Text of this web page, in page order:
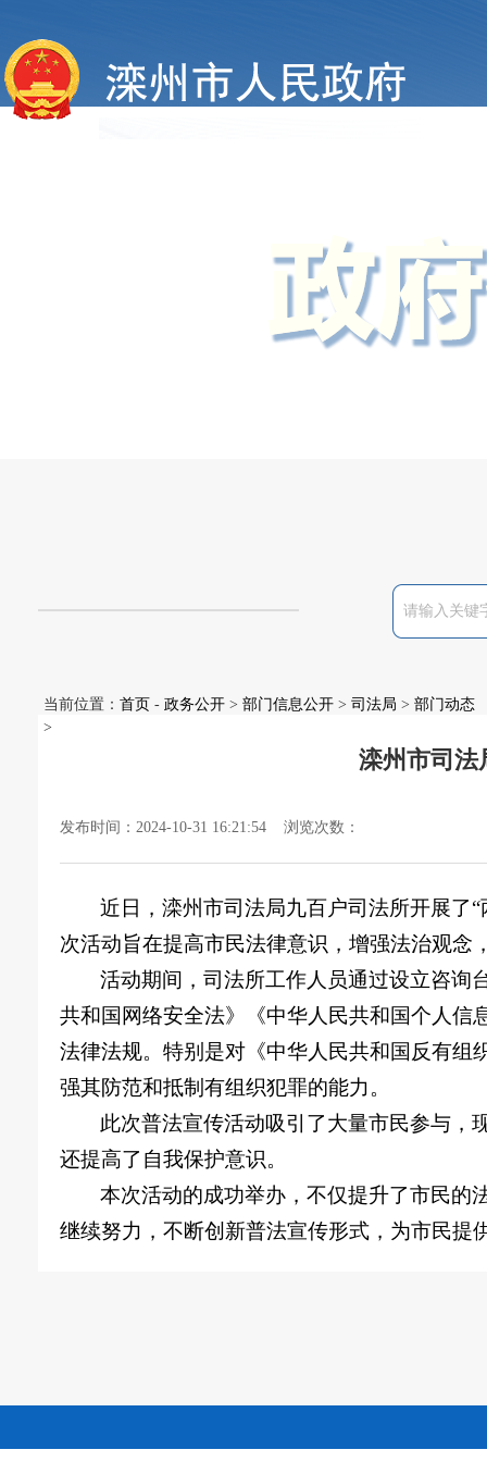
当前位置： 首页 - 政务公开 > 部门信息公开 > 司法局 > 部门动态
>
滦州市司法
发布时间：2024-10-31 16:21:54 浏览次数：
近日，滦州市司法局九百户司法所开展了
次活动旨在提高市民法律意识，增强法治观念
活动期间，司法所工作人员通过设立咨询
共和国网络安全法》《中华人民共和国个人信
法律法规。特别是对《中华人民共和国反有组
强其防范和抵制有组织犯罪的能力。
此次普法宣传活动吸引了大量市民参与，
还提高了自我保护意识。
本次活动的成功举办，不仅提升了市民的
继续努力，不断创新普法宣传形式，为市民提